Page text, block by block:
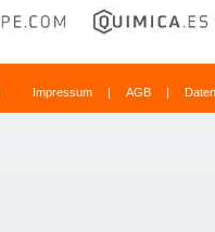
Impressum | AGB |